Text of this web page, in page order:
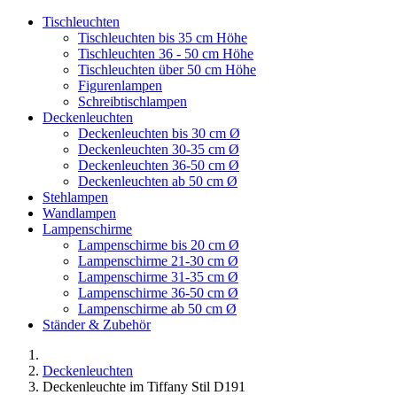
Tischleuchten
Tischleuchten bis 35 cm Höhe
Tischleuchten 36 - 50 cm Höhe
Tischleuchten über 50 cm Höhe
Figurenlampen
Schreibtischlampen
Deckenleuchten
Deckenleuchten bis 30 cm Ø
Deckenleuchten 30-35 cm Ø
Deckenleuchten 36-50 cm Ø
Deckenleuchten ab 50 cm Ø
Stehlampen
Wandlampen
Lampenschirme
Lampenschirme bis 20 cm Ø
Lampenschirme 21-30 cm Ø
Lampenschirme 31-35 cm Ø
Lampenschirme 36-50 cm Ø
Lampenschirme ab 50 cm Ø
Ständer & Zubehör
Deckenleuchten
Deckenleuchte im Tiffany Stil D191